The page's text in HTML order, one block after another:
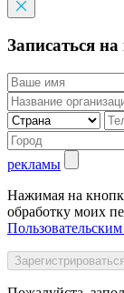
Записаться на
рекламы
Нажимая на
обработку моих